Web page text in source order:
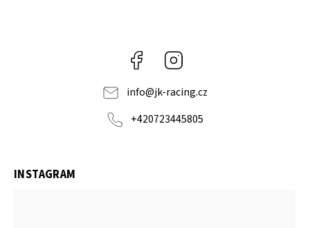
Facebook
info@jk-racing.cz
+420723445805
INSTAGRAM